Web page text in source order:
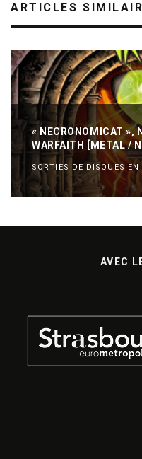
ARTICLES
« NECRONOMICAT »,
WARFAITH [METAL /
SORTIES DE DISQUES EN
AVEC